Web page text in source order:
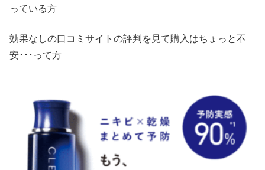
っている方
効果なしの口コミサイトの評判を見て購入はちょっと不
安･･･って方